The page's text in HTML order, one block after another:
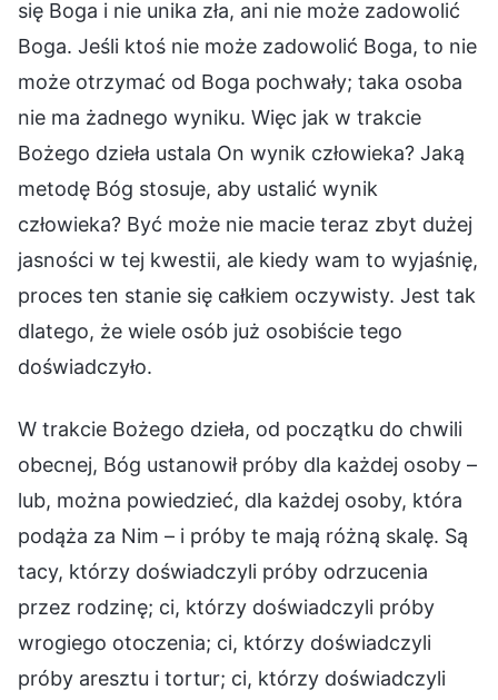
się Boga i nie unika zła, ani nie może zadowolić
Boga. Jeśli ktoś nie może zadowolić Boga, to nie
może otrzymać od Boga pochwały; taka osoba
nie ma żadnego wyniku. Więc jak w trakcie
Bożego dzieła ustala On wynik człowieka? Jaką
metodę Bóg stosuje, aby ustalić wynik
człowieka? Być może nie macie teraz zbyt dużej
jasności w tej kwestii, ale kiedy wam to wyjaśnię,
proces ten stanie się całkiem oczywisty. Jest tak
dlatego, że wiele osób już osobiście tego
doświadczyło.
W trakcie Bożego dzieła, od początku do chwili
obecnej, Bóg ustanowił próby dla każdej osoby –
lub, można powiedzieć, dla każdej osoby, która
podąża za Nim – i próby te mają różną skalę. Są
tacy, którzy doświadczyli próby odrzucenia
przez rodzinę; ci, którzy doświadczyli próby
wrogiego otoczenia; ci, którzy doświadczyli
próby aresztu i tortur; ci, którzy doświadczyli